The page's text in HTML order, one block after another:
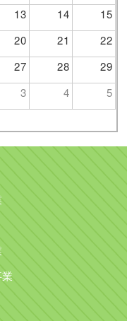
13 14
15
20 21
22
27 28
29
3 4 5